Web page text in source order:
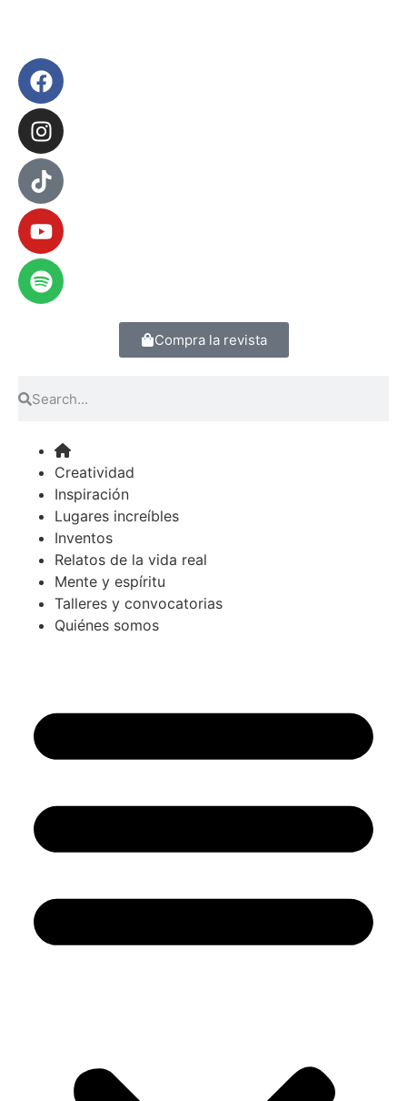
Compra la revista
Creatividad
Inspiración
Lugares increíbles
Inventos
Relatos de la vida real
Mente y espíritu
Talleres y convocatorias
Quiénes somos